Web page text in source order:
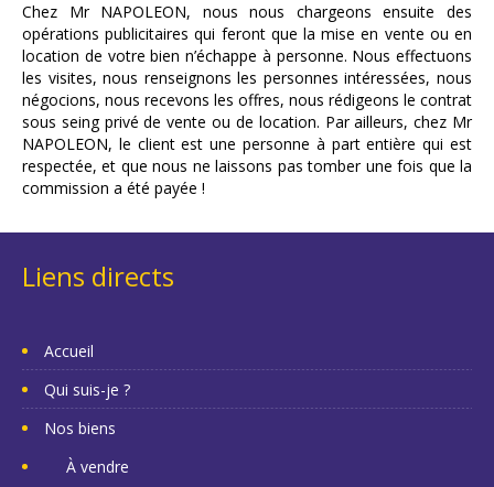
Chez Mr NAPOLEON, nous nous chargeons ensuite des
opérations publicitaires qui feront que la mise en vente ou en
location de votre bien n’échappe à personne. Nous effectuons
les visites, nous renseignons les personnes intéressées, nous
négocions, nous recevons les offres, nous rédigeons le contrat
sous seing privé de vente ou de location. Par ailleurs, chez Mr
NAPOLEON, le client est une personne à part entière qui est
respectée, et que nous ne laissons pas tomber une fois que la
commission a été payée !
Liens directs
Accueil
Qui suis-je ?
Nos biens
À vendre